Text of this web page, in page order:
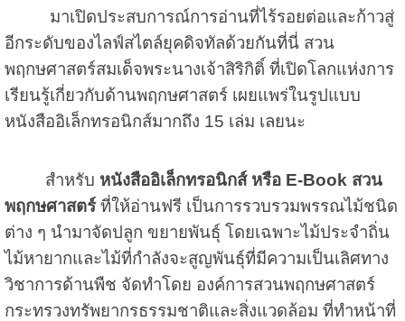
มาเปิดประสบการณ์การอ่านที่ไร้รอยต่อและก้าวสู่
อีกระดับของไลฟ์สไตล์ยุคดิจทัลด้วยกันที่นี่ สวน
พฤกษศาสตร์สมเด็จพระนางเจ้าสิริกิติ์ ที่เปิดโลกแห่งการ
เรียนรู้เกี่ยวกับด้านพฤกษศาสตร์ เผยแพร่ในรูปแบบ
หนังสืออิเล็กทรอนิกส์มากถึง 15 เล่ม เลยนะ
สำหรับ หนังสืออิเล็กทรอนิกส์ หรือ E-Book สวน
พฤกษศาสตร์ที่ให้อ่านฟรี เป็นการรวบรวมพรรณไม้ชนิด
ต่าง ๆ นำมาจัดปลูก ขยายพันธุ์ โดยเฉพาะไม้ประจำถิ่น
ไม้หายากและไม้ที่กำลังจะสูญพันธุ์ที่มีความเป็นเลิศทาง
วิชาการด้านพืช จัดทำโดย องค์การสวนพฤกษศาสตร์
กระทรวงทรัพยากรธรรมชาติและสิ่งแวดล้อม ที่ทำหน้าที่